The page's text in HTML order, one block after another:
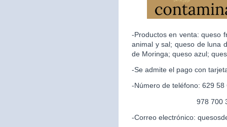
-Productos en venta: queso
animal y sal; queso de luna
de Moringa; queso azul;
-Se admite el pago con
-Número de teléfono: 629 58
978 700 325
-Correo electrónico: